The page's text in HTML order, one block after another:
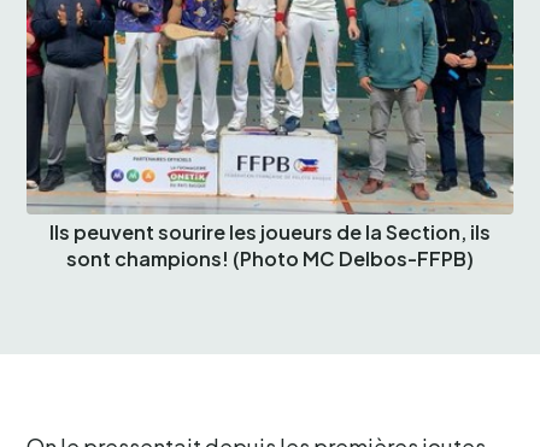
Ils peuvent sourire les joueurs de la Section, ils
sont champions! (Photo MC Delbos-FFPB)